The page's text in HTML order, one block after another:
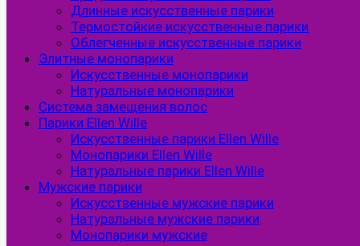
Длинные искусственные парики
Термостойкие искусственные парики
Облегченные искусственные парики
Элитные монопарики
Искусственные монопарики
Натуральные монопарики
Система замещения волос
Парики Ellen Wille
Искусственные парики Ellen Wille
Монопарики Ellen Wille
Натуральные парики Ellen Wille
Мужские парики
Искусственные мужские парики
Натуральные мужские парики
Монопарики мужские